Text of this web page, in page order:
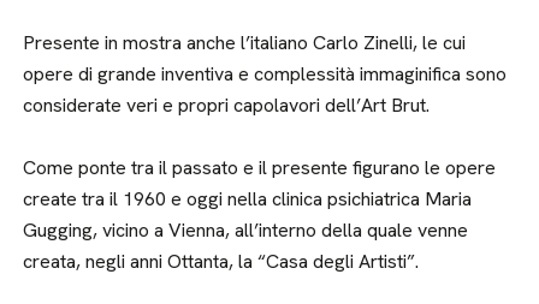
Presente in mostra anche l’italiano Carlo Zinelli, le cui
opere di grande inventiva e complessità immaginifica sono
considerate veri e propri capolavori dell’Art Brut.
Come ponte tra il passato e il presente figurano le opere
create tra il 1960 e oggi nella clinica psichiatrica Maria
Gugging, vicino a Vienna, all’interno della quale venne
creata, negli anni Ottanta, la “Casa degli Artisti”.